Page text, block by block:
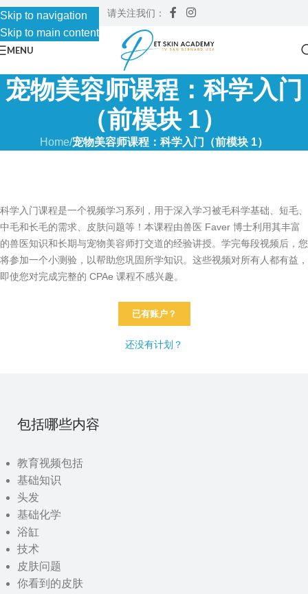
Skip to navigation
Skip to main content
请关注我们：
MENU
宠物美容师课程：科学入门
（前模块 1）
Home/宠物美容师课程：科学入门（前模块 1）
科学入门课程是一个视频学习系列，用于深入学习被毛科学基础、短毛、
中毛和长毛的需求、皮肤问题等！本课程由兽医 Faver 博士利用其丰富
的兽医知识和长期与宠物美容师打交道的经验讲授。学完每段视频后，您
将参加一个小测验，以帮助您巩固所学知识。这些视频对所有人都有益，
即使您对完成完整的 CPAe 课程不感兴趣。
已有账户？
还没有计划？
包括哪些内容
教育视频包括
基础知识
头发
基础化学
浴缸
技术
皮肤问题
你看到的皮肤